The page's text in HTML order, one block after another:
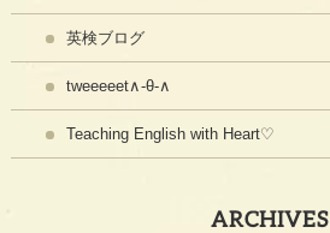
英検ブログ
tweeeeet∧-θ-∧
Teaching English with Heart♡
ARCHIVES